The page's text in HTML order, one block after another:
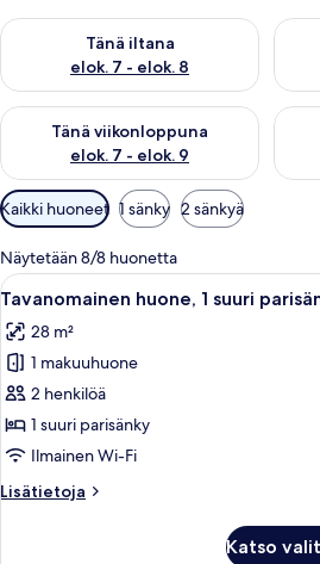
Tänä iltana
elok. 7 - elok. 8
Tarkista tämän illan saatavuus elok. 7 -
Tänä viikonloppuna
elok. 7 - elok. 9
Tarkista tämän viikonlopun saatavuus
Huoneille
saatavilla
olevia
suodattimia
Kaikki huoneet 1 sänky 2 sänkyä
Näytetään 8/8 huonetta
Avaa
kaikki
huonetyypin
Tavanomainen
huone,
1
suuri
kuvat
7
Tavanomainen huone, 1 suuri
28 m²
1 makuuhuone
2 henkilöä
1 suuri parisänky
Ilmainen Wi-Fi
Lisätietoja
Lisätietoja
Katso